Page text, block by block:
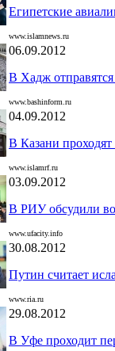
Египетские
www.islamnews.ru
06.09.2012
В Хадж
www.bashinform.ru
04.09.2012
В Казани
www.islamrf.ru
03.09.2012
В РИУ обсудили
www.ufacity.info
30.08.2012
Путин считает
www.ria.ru
29.08.2012
В Уфе проходит